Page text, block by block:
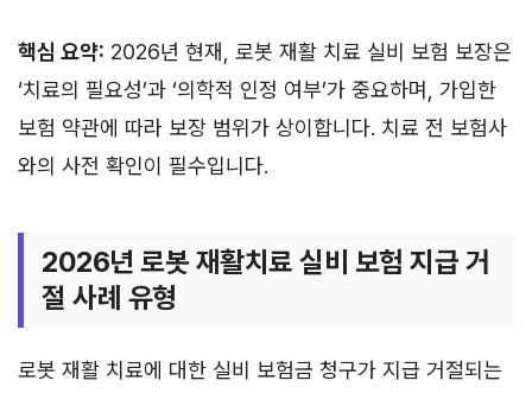
핵심 요약: 2026년 현재, 로봇 재활 치료 실비 보험 보장은
‘치료의 필요성’과 ‘의학적 인정 여부’가 중요하며, 가입한
보험 약관에 따라 보장 범위가 상이합니다. 치료 전 보험사
와의 사전 확인이 필수입니다.
2026년 로봇 재활치료 실비 보험 지급 거
절 사례 유형
로봇 재활 치료에 대한 실비 보험금 청구가 지급 거절되는